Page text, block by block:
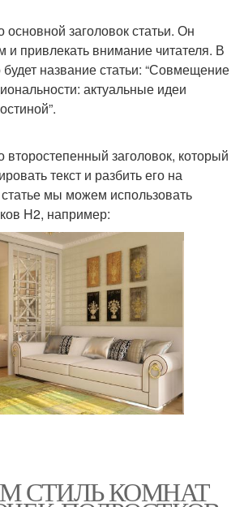
основной заголовок статьи. Он
и привлекать внимание читателя. В
название статьи: “Совмещение
актуальные идеи
второстепенный заголовок, который
текст и разбить его на
мы можем использовать
H2, например:
СТИЛЬ КОМНАТ